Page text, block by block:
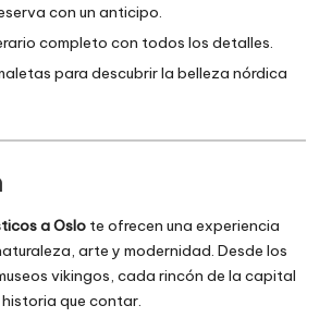
con un anticipo.
completo con todos los detalles.
para descubrir la belleza nórdica
a Oslo te ofrecen una experiencia
arte y modernidad. Desde los
vikingos, cada rincón de la capital
que contar.